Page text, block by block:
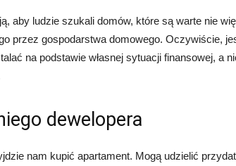
aby ludzie szukali domów, które są warte nie
przez gospodarstwa domowego. Oczywiście,
na podstawie własnej sytuacji finansowej, a
dewelopera
nam kupić apartament. Mogą udzielić